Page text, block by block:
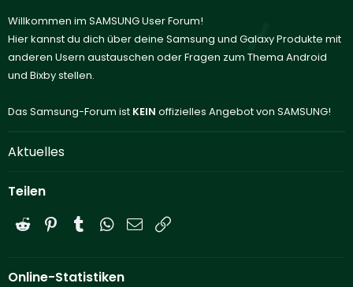
Willkommen im SAMSUNG User Forum!
Hier kannst du dich über deine Samsung und Galaxy Produkte mit
anderen Usern austauschen oder Fragen zum Thema Android
und Bixby stellen.
Das Samsung-Forum ist KEIN offizielles Angebot von SAMSUNG!
Aktuelles
Teilen
Reddit PinterestTumblrWhatsApp
E-Mail
Online-Statistiken